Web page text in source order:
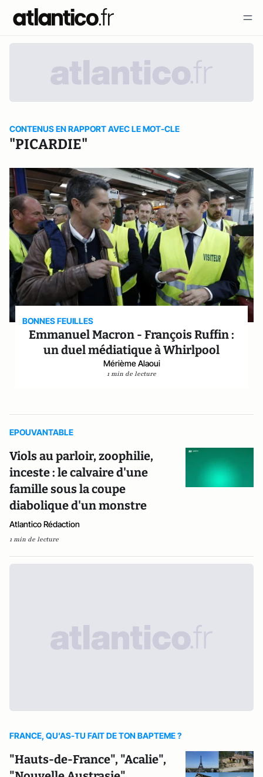
CONTENUS EN RAPPORT AVEC LE MOT-CLE
"PICARDIE"
BONNES FEUILLES
Emmanuel Macron - François Ruffin :
un duel médiatique à Whirlpool
Mérième Alaoui
1 min de lecture
EPOUVANTABLE
Viols au parloir, zoophilie,
inceste : le calvaire d'une
famille sous la coupe
diabolique d'un monstre
Atlantico Rédaction
1 min de lecture
FRANCE, QU’AS-TU FAIT DE TON BAPTEME ?
"Hauts-de-France", "Acalie",